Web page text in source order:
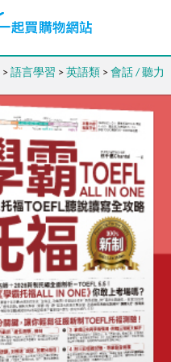
> 語言學習 > 英語類 > 會話 / 聽力